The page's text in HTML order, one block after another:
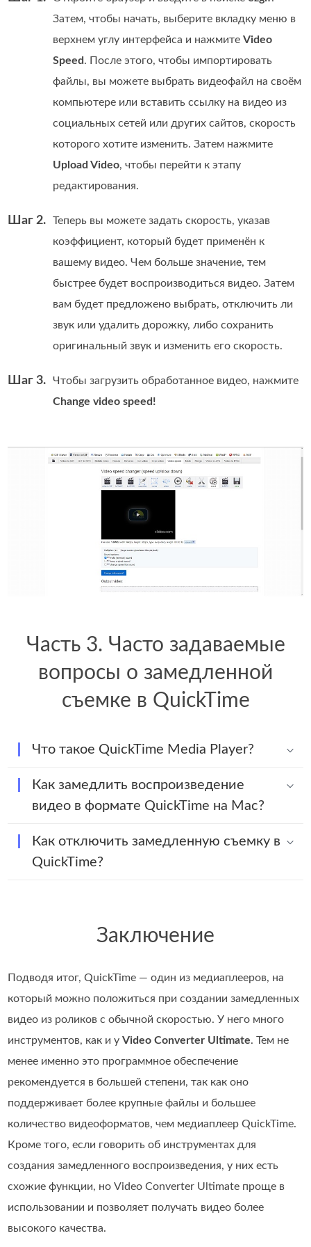
Затем, чтобы начать, выберите вкладку меню в
верхнем углу интерфейса и нажмитеVideo
Speed. После этого, чтобы импортировать
файлы, вы можете выбрать видеофайл на своём
компьютере или вставить ссылку на видео из
социальных сетей или других сайтов, скорость
которого хотите изменить. Затем нажмите
Upload Video, чтобы перейти к этапу
редактирования.
Шаг 2.
Теперь вы можете задать скорость, указав
коэффициент, который будет применён к
вашему видео. Чем больше значение, тем
быстрее будет воспроизводиться видео. Затем
вам будет предложено выбрать, отключить ли
звук или удалить дорожку, либо сохранить
оригинальный звук и изменить его скорость.
Шаг 3.
Чтобы загрузить обработанное видео, нажмите
Change video speed!
Часть 3. Часто задаваемые
вопросы о замедленной
съемке в QuickTime
Что такое QuickTime Media Player?
Как замедлить воспроизведение
видео в формате QuickTime на Mac?
Как отключить замедленную съемку в
QuickTime?
Заключение
Подводя итог, QuickTime — один из медиаплееров, на
который можно положиться при создании замедленных
видео из роликов с обычной скоростью. У него много
инструментов, как и уVideo Converter Ultimate. Тем не
менее именно это программное обеспечение
рекомендуется в большей степени, так как оно
поддерживает более крупные файлы и большее
количество видеоформатов, чем медиаплеер QuickTime.
Кроме того, если говорить об инструментах для
создания замедленного воспроизведения, у них есть
схожие функции, но Video Converter Ultimate проще в
использовании и позволяет получать видео более
высокого качества.